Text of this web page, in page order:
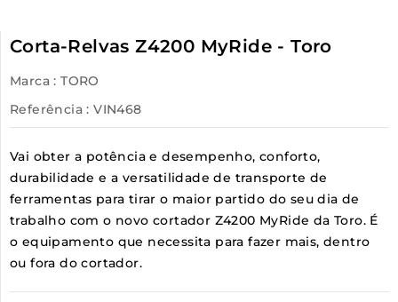
Corta-Relvas Z4200 MyRide - Toro
Marca : TORO
Referência : VIN468
Vai obter a potência e desempenho, conforto,
durabilidade e a versatilidade de transporte de
ferramentas para tirar o maior partido do seu dia de
trabalho com o novo cortador Z4200 MyRide da Toro. É
o equipamento que necessita para fazer mais, dentro
ou fora do cortador.